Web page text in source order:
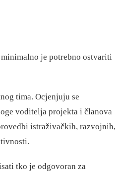
minimalno je potrebno ostvariti
tima. Ocjenjuju se
voditelja projekta i članova
istraživačkih, razvojnih,
tko je odgovoran za